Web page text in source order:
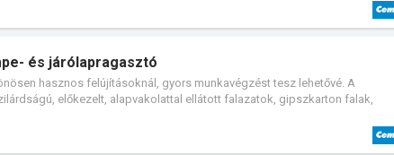
és járólapragasztó
hasznos felújításoknál, gyors munkavégzést tesz lehetővé. A
előkezelt, alapvakolattal ellátott falazatok, gipszkarton falak,
és falfűtés esetén is használható. Nagyobb hőingadozásoknak kitett
és műgyanta kötésű kenhető vízszigeteléseken (Aquastop,